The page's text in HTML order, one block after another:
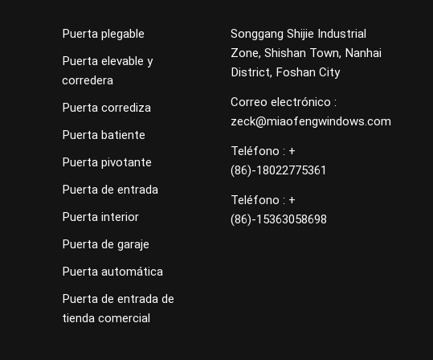
Puerta plegable
Puerta elevable y
corredera
Puerta corrediza
Puerta batiente
Puerta pivotante
Puerta de entrada
Puerta interior
Puerta de garaje
Puerta automática
Puerta de entrada de
tienda comercial
Songgang Shijie Industrial
Zone, Shishan Town, Nanhai
District, Foshan City
Correo electrónico :
zeck@miaofengwindows.com
Teléfono : +
(86)-18022775361
Teléfono : +
(86)-15363058698